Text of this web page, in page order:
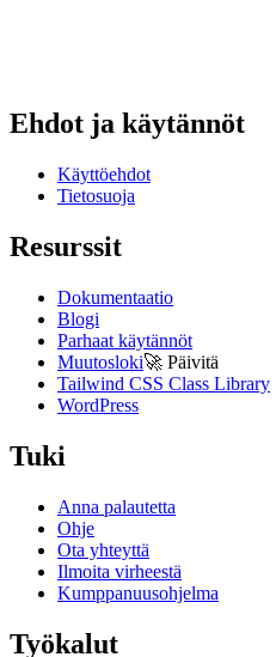
Ehdot ja käytännöt
Käyttöehdot
Tietosuoja
Resurssit
Dokumentaatio
Blogi
Parhaat käytännöt
Muutosloki🚀 Päivitä
Tailwind CSS Class Library
WordPress
Tuki
Anna palautetta
Ohje
Ota yhteyttä
Ilmoita virheestä
Kumppanuusohjelma
Työkalut